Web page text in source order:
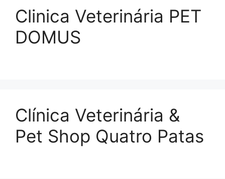
Clinica Veterinária PET
DOMUS
Clí­nica Veterinária &
Pet Shop Quatro Patas